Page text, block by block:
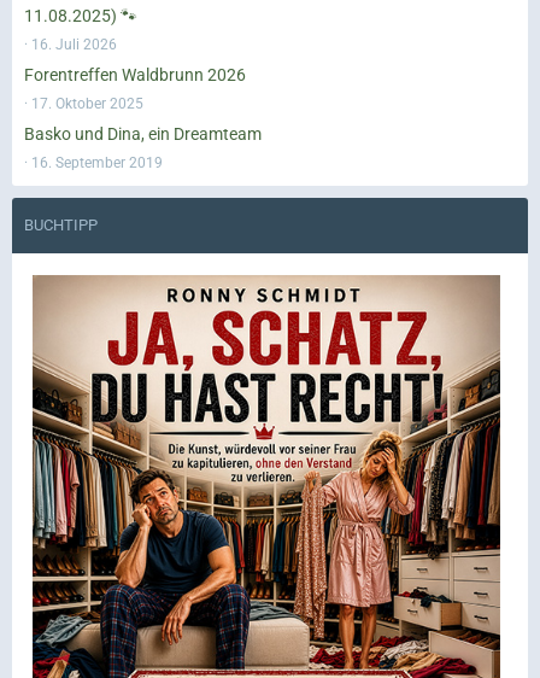
11.08.2025) 🐾
16. Juli 2026
Forentreffen Waldbrunn 2026
17. Oktober 2025
Basko und Dina, ein Dreamteam
16. September 2019
BUCHTIPP